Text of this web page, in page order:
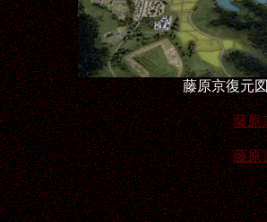
藤原京復元
藤原
藤原